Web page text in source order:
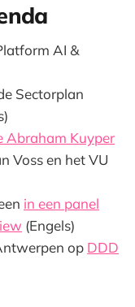
AI &
Sectorplan
Abraham Kuyper
Voss en het VU
in een panel
(Engels)
op DDD